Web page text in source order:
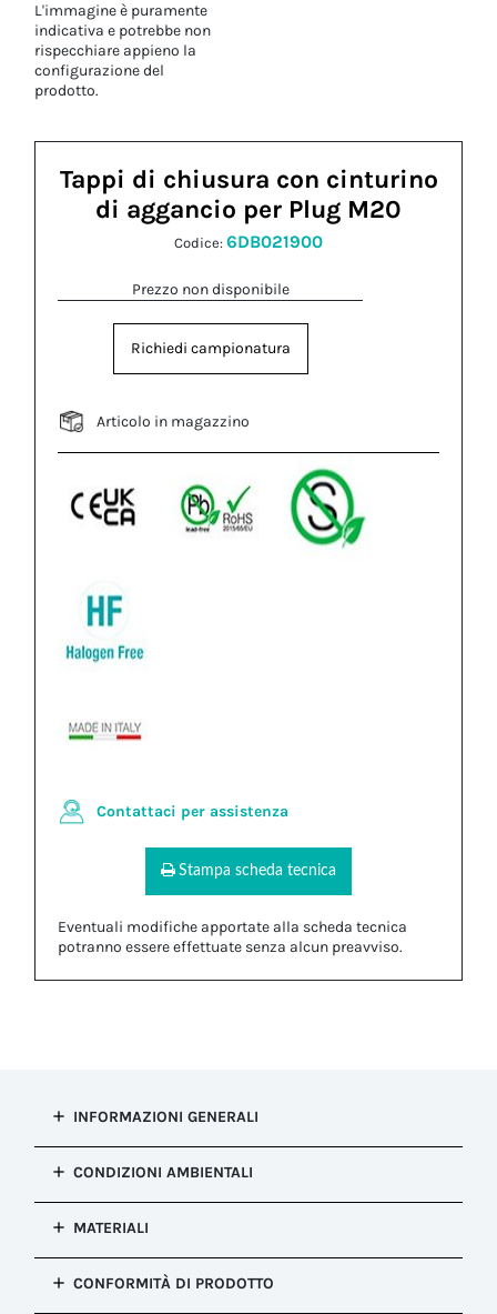
L'immagine è puramente
indicativa e potrebbe non
rispecchiare appieno la
configurazione del
prodotto.
Tappi di chiusura con cinturino
di aggancio per Plug M20
Codice: 6DB021900
Prezzo non disponibile
Richiedi campionatura
Articolo in magazzino
Contattaci per assistenza
Stampa scheda tecnica
Eventuali modifiche apportate alla scheda tecnica
potranno essere effettuate senza alcun preavviso.
INFORMAZIONI GENERALI
installazione
Tappo di chiusura
Configurazione
Colore
CONDIZIONI AMBIENTALI
protezione IP
IP65, IP68
Resistenza alla
MATERIALI
PA66 UL94 V2|Silicone
CONFORMITÀ DI PRODOTTO